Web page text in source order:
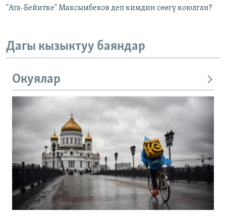
"Ата-Бейитке" Максымбеков деп кимдин сөөгү коюлган?
Дагы кызыктуу баяндар
Окуялар